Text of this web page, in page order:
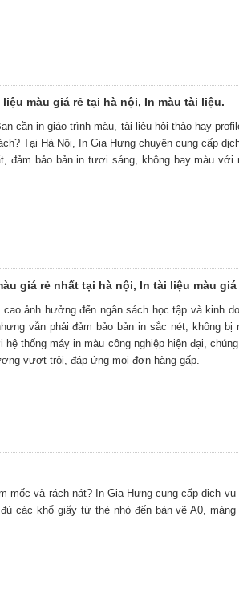
màu giá rẻ tại hà nội, In màu tài liệu.
cần in giáo trình màu, tài liệu hội thảo hay
Tại Hà Nội, In Gia Hưng chuyên cung cấp
đảm bảo bản in tươi sáng, không bay màu
giá rẻ nhất tại hà nội, In tài liệu màu giá
ảnh hưởng đến ngân sách học tập và kinh
vẫn phải đảm bảo bản in sắc nét, không bị
thống máy in màu công nghiệp hiện đại,
vượt trội, đáp ứng mọi đơn hàng gấp.
mốc và rách nát? In Gia Hưng cung cấp dịch
các khổ giấy từ thẻ nhỏ đến bản vẽ A0, màng